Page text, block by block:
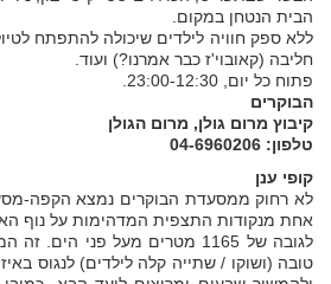
הבית הנטחן במקום.
ללא ספק חוויה לילדים שיכולה להתפתח
חליבה (קאובוי'ז כבר אמרנו?) ועוד.
פתוח כל יום, 23:00-12:30.
הבוקרים
קיבוץ מרום גולן, מרום הגולן
טלפון: 04-6960206
קופי ענן
לא רחוק ממסעדת הבוקרים נמצא הקפה-
אחת מנקודות התצפית המדהימות על נוף
לגובה של 1165 מטרים מעל פני
טובה (ושוקו / שתייה קלה לילדים) לנגוס